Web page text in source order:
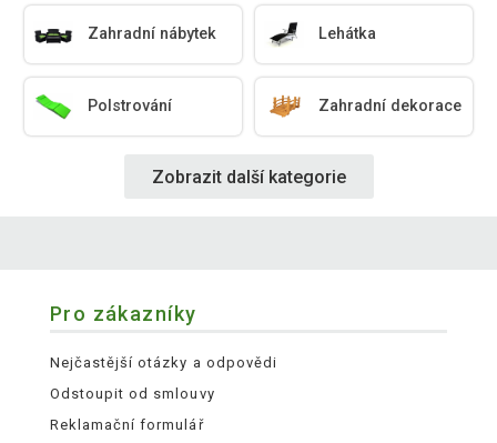
Zahradní nábytek Lehátka
Polstrování Zahradní dekorace
Zobrazit další kategorie
Pro zákazníky
Nejčastější otázky a odpovědi
Odstoupit od smlouvy
Reklamační formulář